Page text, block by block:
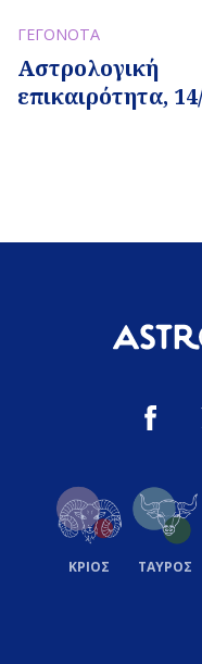
ΓΕΓΟΝΟΤΑ
Αστρολογική
επικαιρότητα,
ΚΡΙΟΣ ΤΑΥΡΟΣ